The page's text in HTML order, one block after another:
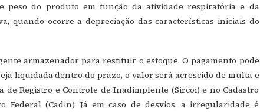
peso do produto em função da atividade respiratória e da
quando ocorre a depreciação das características iniciais do
armazenador para restituir o estoque. O pagamento pode
liquidada dentro do prazo, o valor será acrescido de multa e
Registro e Controle de Inadimplente (Sircoi) e no Cadastro
(Cadin). Já em caso de desvios, a irregularidade é